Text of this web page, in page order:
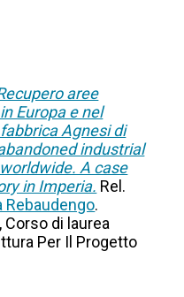
aree
Europa e nel
Agnesi di
industrial
A case
in Imperia. Rel.
Rebaudengo.
di laurea
Per Il Progetto